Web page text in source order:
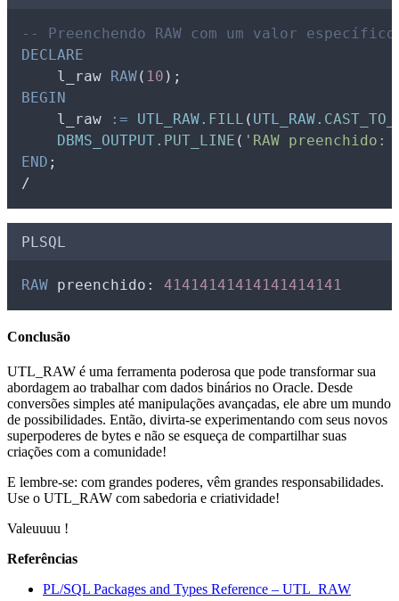
-- Preenchendo RAW com um valor específico
DECLARE
l_raw RAW( 10 );
BEGIN
l_raw
:= UTL_RAW. FILL ( UTL_RAW.
DBMS_OUTPUT. PUT_LINE ( 'RAW preenchido:
END ;
/
PLSQL
RAW preenchido: 41414141414141414141
Conclusão
UTL_RAW é uma ferramenta poderosa que pode transformar sua
abordagem ao trabalhar com dados binários no Oracle. Desde
conversões simples até manipulações avançadas, ele abre um mundo
de possibilidades. Então, divirta-se experimentando com seus novos
superpoderes de bytes e não se esqueça de compartilhar suas
criações com a comunidade!
E lembre-se: com grandes poderes, vêm grandes responsabilidades.
Use o UTL_RAW com sabedoria e criatividade!
Valeuuuu !
Referências
PL/SQL Packages and Types Reference – UTL_RAW